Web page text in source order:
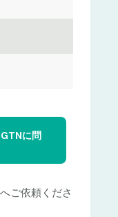
に問
ご依頼くださ